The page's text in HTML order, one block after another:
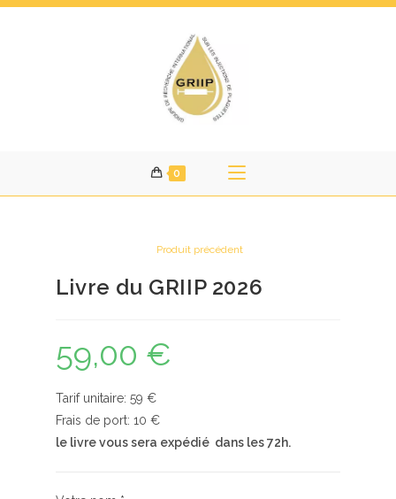
Skip
0
Produit précédent
Livre du GRIIP 2026
59,00 €
Tarif unitaire: 59 €
Frais de port: 10 €
le livre vous sera expédié dans les 72h.